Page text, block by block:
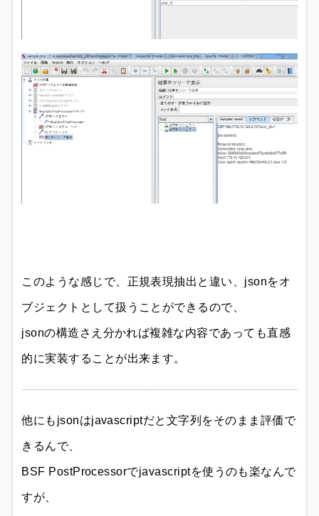
このような感じで、正規表現抽出と違い、jsonをオ
ブジェクトとして扱うことができるので、
jsonの構造さえ分かれば複雑な内容であっても直感
的に実装することが出来ます。
他にもjsonはjavascriptだと文字列をそのまま評価で
きるんで、
BSF PostProcessorでjavascriptを使うのも楽なんで
すが、